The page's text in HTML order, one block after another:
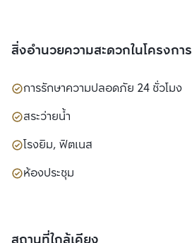
สิ่งอำนวยความสะดวกในโครงการ
การรักษาความปลอดภัย 24 ชั่วโมง
สระว่ายน้ำ
โรงยิม, ฟิตเนส
ห้องประชุม